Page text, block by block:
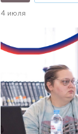
4 июля